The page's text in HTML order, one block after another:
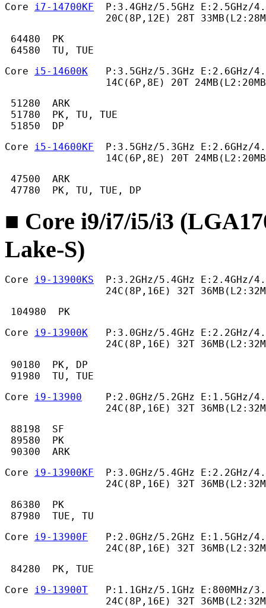
Core i7-14700KF
P:3.4GHz/5.5GHz E:2.5GHz/
20C(8P,12E) 28T
64480  PK
64580  TU, TUE
Core i5-14600K
P:3.5GHz/5.3GHz E:2.6GHz/
14C(6P,8E) 20T
51280  ARK
51780  PK, TU, TUE
51850  DP
Core i5-14600KF
P:3.5GHz/5.3GHz E:2.6GHz/
14C(6P,8E) 20T
47500  ARK
47780  PK, TU, TUE, DP
■ Core i9/i7/i5/i3
Lake-S)
Core i9-13900KS
P:3.2GHz/5.4GHz E:2.4GHz/
24C(8P,16E) 32T
104980  PK
Core i9-13900K
P:3.0GHz/5.4GHz E:2.2GHz/
24C(8P,16E) 32T
90180  PK, DP
91980  TU, TUE
Core i9-13900
P:2.0GHz/5.2GHz E:1.5GHz/
24C(8P,16E) 32T
88198  SF
89580  PK
90300  ARK
Core i9-13900KF
P:3.0GHz/5.4GHz E:2.2GHz/
24C(8P,16E) 32T
86380  PK
87980  TUE, TU
Core i9-13900F
P:2.0GHz/5.2GHz E:1.5GHz/
24C(8P,16E) 32T
84280  PK, TUE
Core i9-13900T
P:1.1GHz/5.1GHz E:800MHz/
24C(8P,16E) 32T